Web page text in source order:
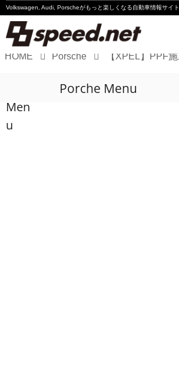
Volkswagen, Audi, Porscheがもっと楽しくなる自動車情報サイト
Audi
HOME Porsche
Men
u
Porche Menu